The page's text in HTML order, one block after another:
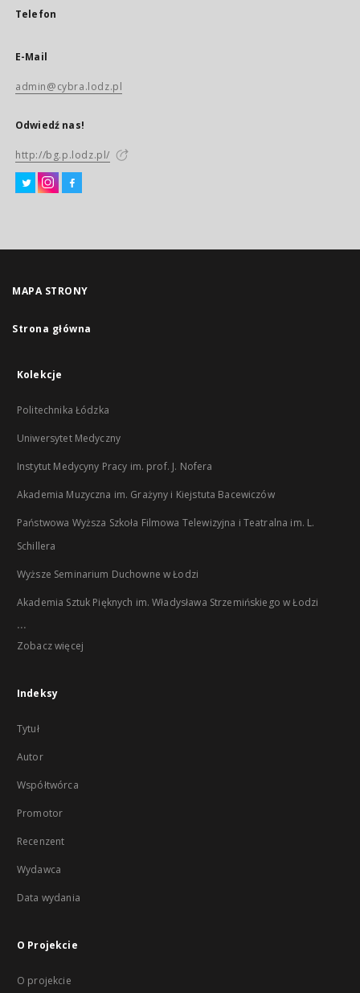
Telefon
E-Mail
admin@cybra.lodz.pl
Odwiedź nas!
http://bg.p.lodz.pl/
MAPA STRONY
Strona główna
Kolekcje
Politechnika Łódzka
Uniwersytet Medyczny
Instytut Medycyny Pracy im. prof. J. Nofera
Akademia Muzyczna im. Grażyny i Kiejstuta Bacewiczów
Państwowa Wyższa Szkoła Filmowa Telewizyjna i Teatralna im. L.
Schillera
Wyższe Seminarium Duchowne w Łodzi
Akademia Sztuk Pięknych im. Władysława Strzemińskiego w Łodzi
...
Zobacz więcej
Indeksy
Tytuł
Autor
Współtwórca
Promotor
Recenzent
Wydawca
Data wydania
O Projekcie
O projekcie